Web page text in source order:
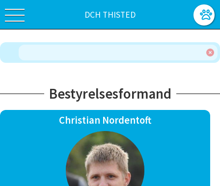
DCH THISTED
Bestyrelsesformand
Christian Nordentoft